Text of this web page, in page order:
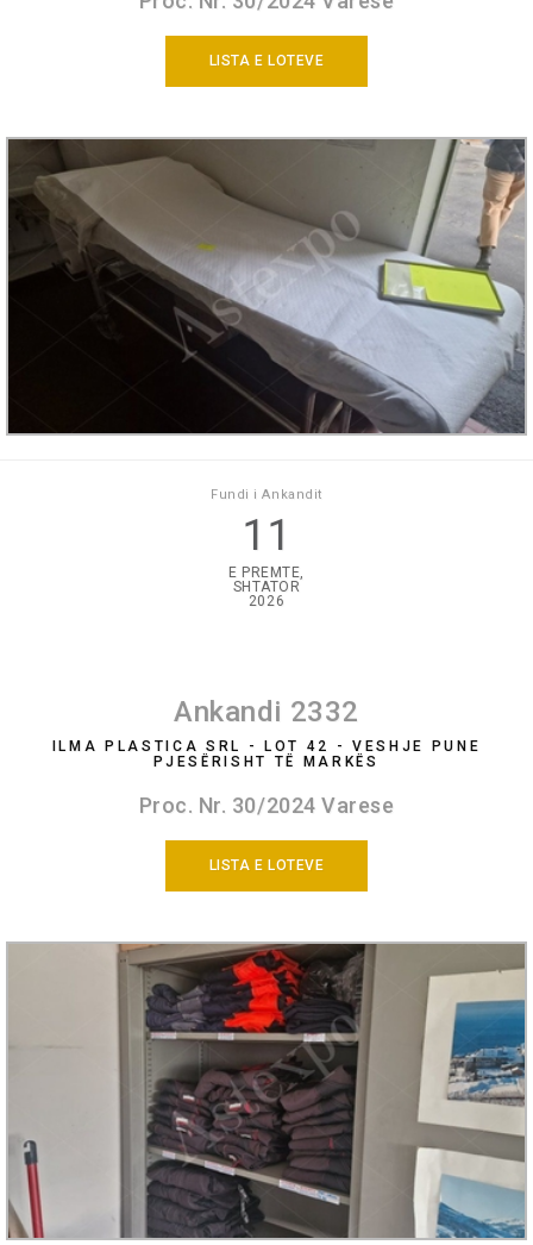
LISTA E LOTEVE
Fundi i Ankandit
11
E PREMTE,
SHTATOR
2026
Ankandi 2332
ILMA PLASTICA SRL - LOT 42 - VESHJE PUNE
PJESËRISHT TË MARKËS
Proc. Nr. 30/2024 Varese
LISTA E LOTEVE